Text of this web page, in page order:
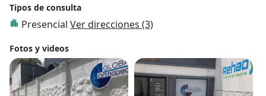
Tipos de consulta
Presencial Ver direcciones (3)
Fotos y videos